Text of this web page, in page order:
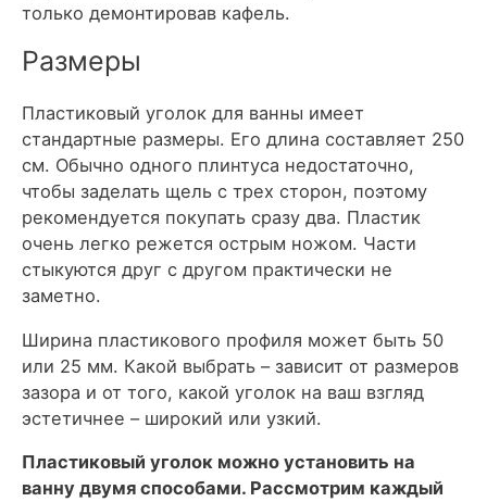
только демонтировав кафель.
Размеры
Пластиковый уголок для ванны имеет
стандартные размеры. Его длина составляет 250
см. Обычно одного плинтуса недостаточно,
чтобы заделать щель с трех сторон, поэтому
рекомендуется покупать сразу два. Пластик
очень легко режется острым ножом. Части
стыкуются друг с другом практически не
заметно.
Ширина пластикового профиля может быть 50
или 25 мм. Какой выбрать – зависит от размеров
зазора и от того, какой уголок на ваш взгляд
эстетичнее – широкий или узкий.
Пластиковый уголок можно установить на
ванну двумя способами. Рассмотрим каждый